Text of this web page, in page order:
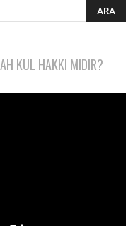
KUL HAKKI MIDIR?